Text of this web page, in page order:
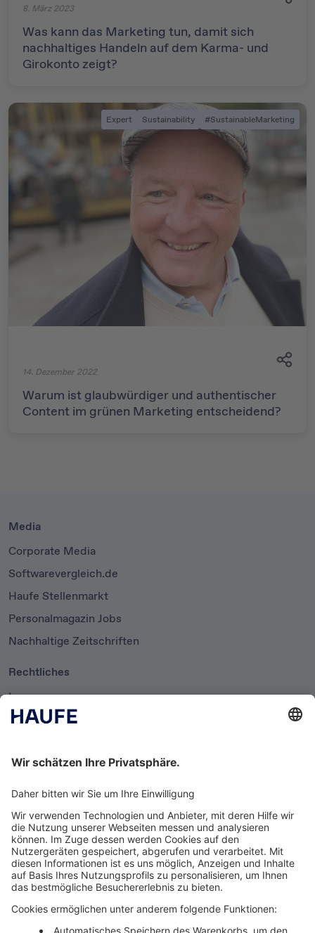
8. März 2023
Was kann das Marketing tun, damit sich
nachhaltiges Handeln auf dem Karma- und
Girokonto zeigt?
Expert Sustainability #SustainableMarketing
14. Dezember 2022
Warum ist glaubwürdiger und authentischer
Content im grünen Marketing entscheidend?
Media
Corporate Media
Softwarevergleich.de
Haufe Stellenmarkt
Personalmagazin Jobs
Nachhaltige Zeitschriften
Rechtliches
Impressum
Datenschutzerklärung
AGB
Newsletter
Media News
Haufe Media Sales
Alle Werbeformen, Werbeträger und Zielmärkte an einem
Ort. Haufe Media Sales bietet Ihnen einen breiten